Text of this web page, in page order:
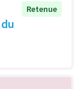
Retenue